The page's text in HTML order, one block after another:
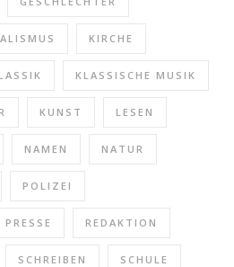
KIRCHE
KLASSISCHE MUSIK
KUNST LESEN
NAMEN NATUR
POLIZEI
PRESSE REDAKTION
SCHREIBEN SCHULE